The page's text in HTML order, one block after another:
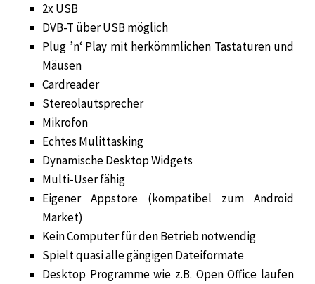
2x USB
DVB-T über USB möglich
Plug ’n‘ Play mit herkömmlichen Tastaturen und
Mäusen
Cardreader
Stereolautsprecher
Mikrofon
Echtes Mulittasking
Dynamische Desktop Widgets
Multi-User fähig
Eigener Appstore (kompatibel zum Android
Market)
Kein Computer für den Betrieb notwendig
Spielt quasi alle gängigen Dateiformate
Desktop Programme wie z.B. Open Office laufen